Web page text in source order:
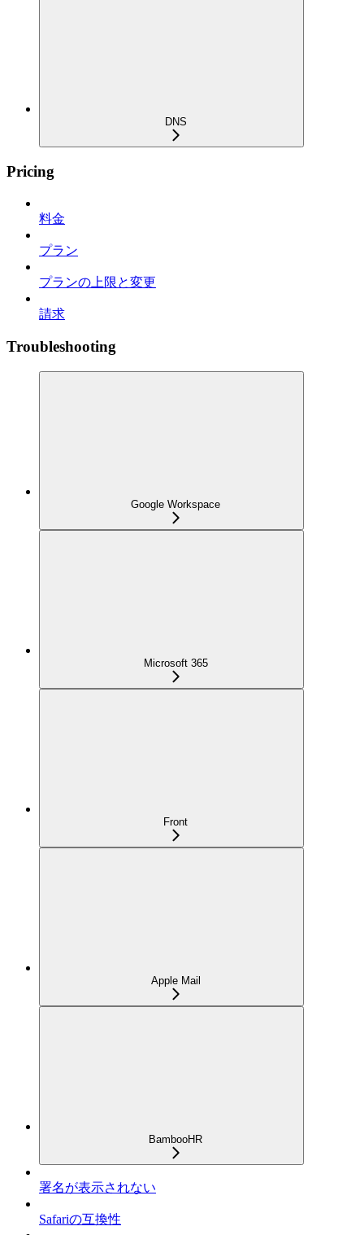
DNS
Pricing
料金
プラン
プランの上限と変更
請求
Troubleshooting
Google Workspace
Microsoft 365
Front
Apple Mail
BambooHR
署名が表示されない
Safariの互換性